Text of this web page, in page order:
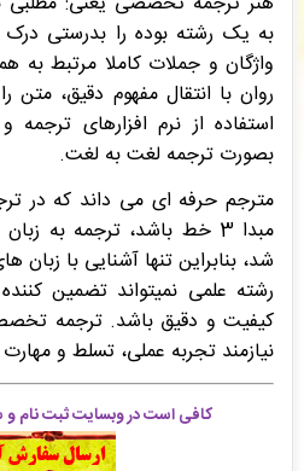
ررویا عبدالهی
: سفارش ترجمه، شما ثبت شد به زودی
۰۵/۰۵/۱۶ ۱۷:۵۶:۵۰)
امیر باخدا : پیش فاکتور شما با موفقیت پرداخت شد
انجام است. -( جمعه ۰۵/۰۵/۱۶ ۱۷:۴۸:۴۳)
امیر باخدا
: پیش فاکتور شما با موفقیت پرداخت شد
انجام است. -( جمعه ۰۵/۰۵/۱۶ ۱۷:۴۶:۳۵)
به یک رشته بوده را بدرستی
واژگان و جملات کاملا مرتبط
روان با انتقال مفهوم دقیق، متن
استفاده از نرم افزارهای ترجمه
بصورت ترجمه لغت به لغت.
مترجم حرفه ای می داند که در
شد، بنابراین تنها آشنایی با
رشته علمی نمیتواند تضمین
کیفیت و دقیق باشد. ترجمه
نیازمند تجربه عملی، تسلط و
کافی است در وبسایت ثبت نام و